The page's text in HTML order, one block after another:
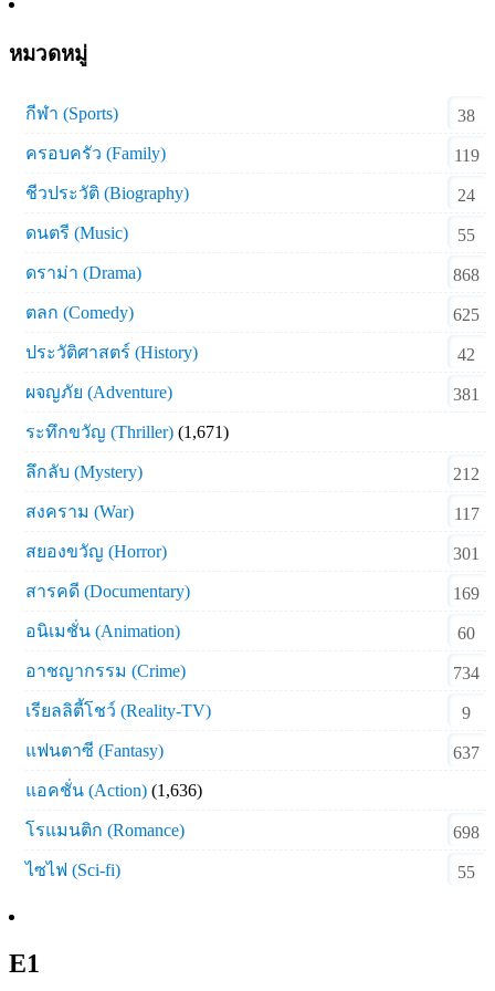
หมวดหมู่
กีฬา (Sports)
38
ครอบครัว (Family)
119
ชีวประวัติ (Biography)
24
ดนตรี (Music)
55
ดราม่า (Drama)
868
ตลก (Comedy)
625
ประวัติศาสตร์ (History)
42
ผจญภัย (Adventure)
381
ระทึกขวัญ (Thriller) (1,671)
ลึกลับ (Mystery)
212
สงคราม (War)
117
สยองขวัญ (Horror)
301
สารคดี (Documentary)
169
อนิเมชั่น (Animation)
60
อาชญากรรม (Crime)
734
เรียลลิตี้โชว์ (Reality-TV)
9
แฟนตาซี (Fantasy)
637
แอคชั่น (Action) (1,636)
โรแมนติก (Romance)
698
ไซไฟ (Sci-fi)
55
E1